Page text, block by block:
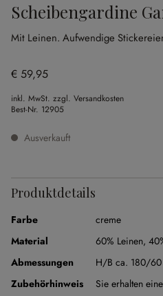
Scheibengardine
Mit Leinen. Aufwendige
€ 59,95
inkl. MwSt. zzgl. Versandkosten
Best-Nr. 12905
Ausverkauft
Produktdetails
Farbe
creme
Material
60% Leinen,
Abmessungen
H/B ca. 180/60
Zubehörhinweis
Sie erhalten